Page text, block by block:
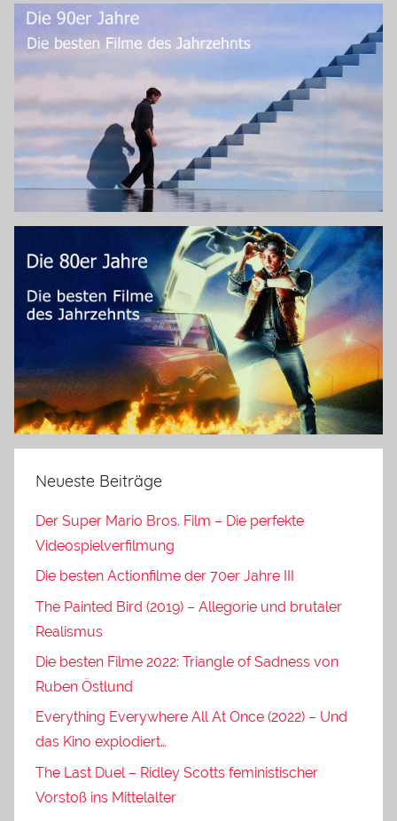
Neueste Beiträge
Der Super Mario Bros. Film – Die perfekte
Videospielverfilmung
Die besten Actionfilme der 70er Jahre III
The Painted Bird (2019) – Allegorie und brutaler
Realismus
Die besten Filme 2022: Triangle of Sadness von
Ruben Östlund
Everything Everywhere All At Once (2022) – Und
das Kino explodiert…
The Last Duel – Ridley Scotts feministischer
Vorstoß ins Mittelalter